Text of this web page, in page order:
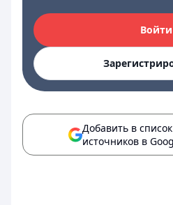
Войти
Добавить в
источников в